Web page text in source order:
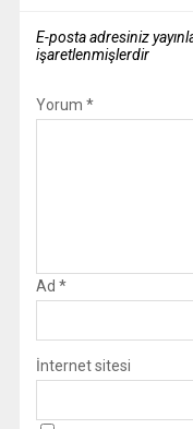
E-posta adresiniz
işaretlenmişlerdir
Yorum *
Ad *
İnternet sitesi